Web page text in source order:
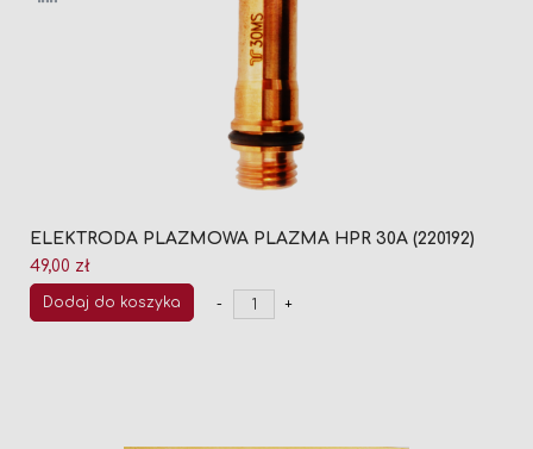
ELEKTRODA PLAZMOWA PLAZMA HPR 30A (220192)
49,00 zł
Dodaj do koszyka - +